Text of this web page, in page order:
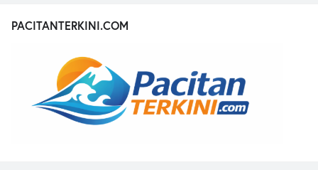
PACITANTERKINI.COM